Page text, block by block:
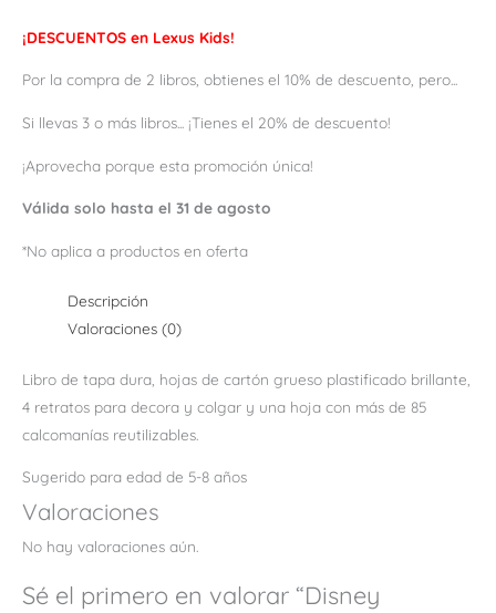
¡DESCUENTOS en Lexus Kids!
Por la compra de 2 libros, obtienes el 10% de descuento, pero...
Si llevas 3 o más libros... ¡Tienes el 20% de descuento!
¡Aprovecha porque esta promoción única!
Válida solo hasta el 31 de agosto
*No aplica a productos en oferta
Descripción
Valoraciones (0)
Libro de tapa dura, hojas de cartón grueso plastificado brillante,
4 retratos para decora y colgar y una hoja con más de 85
calcomanías reutilizables.
Sugerido para edad de 5-8 años
Valoraciones
No hay valoraciones aún.
Sé el primero en valorar “Disney